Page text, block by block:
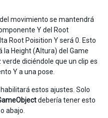
movimiento se mantendrá
Y del Root
Root Poisition Y será 0. Esto
la Height (Altura) del Game
diciéndole que un clip es
Y a una pose.
habilitará estos ajustes. Solo
debería tener esto
abajo.